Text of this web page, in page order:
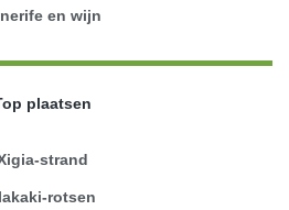
en wijn
plaatsen
strand
rotsen